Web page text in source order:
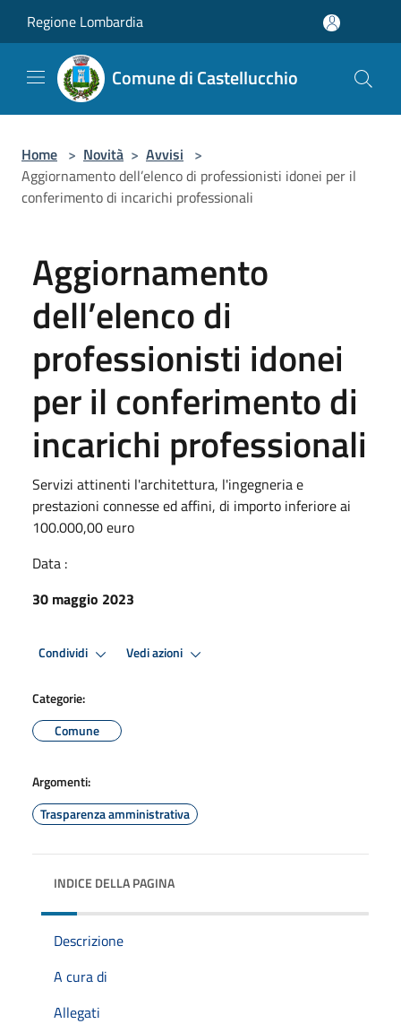
Regione Lombardia
Comune di Castellucchio
Home > Novità > Avvisi >
Aggiornamento dell’elenco di professionisti idonei per il
conferimento di incarichi professionali
Aggiornamento
dell’elenco di
professionisti idonei
per il conferimento di
incarichi professionali
Servizi attinenti l'architettura, l'ingegneria e
prestazioni connesse ed affini, di importo inferiore ai
100.000,00 euro
Data :
30 maggio 2023
Condividi Vedi azioni
Categorie:
Comune
Argomenti:
Trasparenza amministrativa
INDICE DELLA PAGINA
Descrizione
A cura di
Allegati